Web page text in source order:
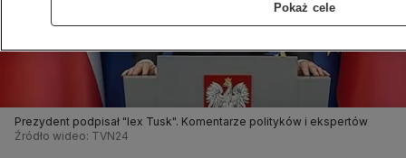
Prezydent podpisał "lex Tusk". Komentarze polityków i ekspertów
Źródło wideo: TVN24
Pokaż cele